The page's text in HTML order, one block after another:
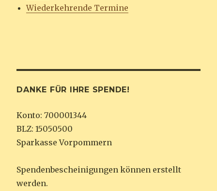
Wiederkehrende Termine
DANKE FÜR IHRE SPENDE!
Konto: 700001344
BLZ: 15050500
Sparkasse Vorpommern
Spendenbescheinigungen können erstellt
werden.